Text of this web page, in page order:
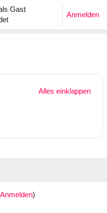
Gast
Anmelden
Alles einklappen
Anmelden)